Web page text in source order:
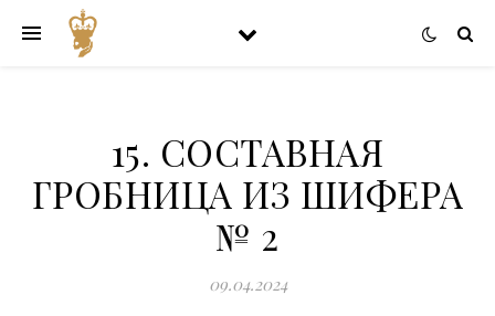
15. СОСТАВНАЯ
ГРОБНИЦА ИЗ ШИФЕРА
№ 2
09.04.2024